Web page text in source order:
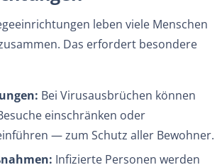
leben viele Menschen
Das erfordert besondere
Bei Virusausbrüchen können
einschränken oder
— zum Schutz aller Bewohner.
Infizierte Personen werden